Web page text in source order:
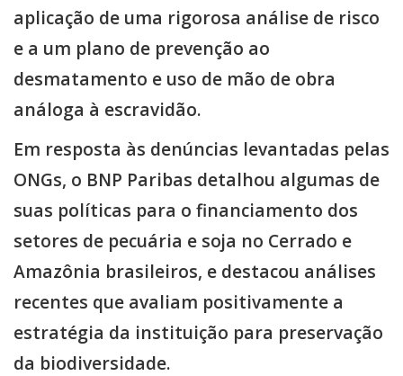
aplicação de uma rigorosa análise de risco
e a um plano de prevenção ao
desmatamento e uso de mão de obra
análoga à escravidão.
Em resposta às denúncias levantadas pelas
ONGs, o BNP Paribas detalhou algumas de
suas políticas para o financiamento dos
setores de pecuária e soja no Cerrado e
Amazônia brasileiros, e destacou análises
recentes que avaliam positivamente a
estratégia da instituição para preservação
da biodiversidade.